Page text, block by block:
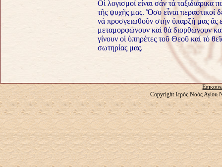
Οἱ λογισμοί εἶναι σάν τά
τῆς ψυχῆς μας. Ὅσο εἶναι περαστικοί
νά προσγειωθοῦν στήν ὕπαρξή μας ἄς
μεταμορφώνουν καί θά διορθώνουν
γίνουν οἱ ὑπηρέτες τοῦ Θεοῦ καί τό
σωτηρίας μας.
Copyright Ιερός Ναός Αγίου